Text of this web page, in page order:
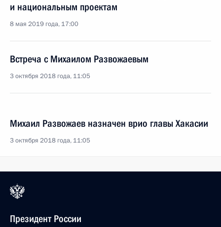
и национальным проектам
8 мая 2019 года, 17:00
Встреча с Михаилом Развожаевым
3 октября 2018 года, 11:05
Михаил Развожаев назначен врио главы Хакасии
3 октября 2018 года, 11:05
Президент России